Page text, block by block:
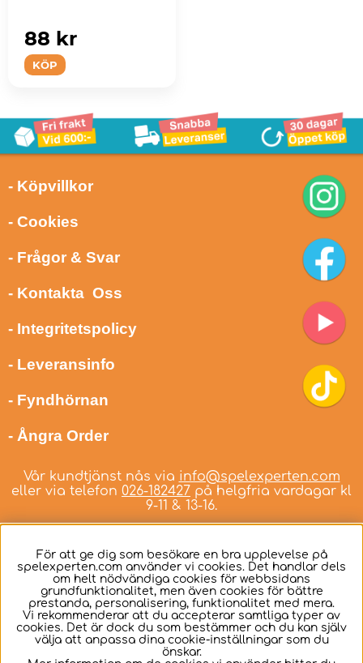
KÖP
88 kr
- Köpvillkor
- Cookies
- Frågor & Svar
- Kontakta Oss
- Integritetspolicy
- Leveransinfo
- Fyndhörnan
- Ångra Order
Vår kundtjänst nås via info@spelexperten.com
eller via telefon 026-182427 på helgfria vardagar kl
9-11 & 13-16.
Svenska
För att ge dig som besökare en bra upplevelse på
spelexperten.com använder vi cookies. Det handlar dels
om helt nödvändiga cookies för webbsidans
grundfunktionalitet, men även cookies för bättre
prestanda, personalisering, funktionalitet med mera.
Vi rekommenderar att du accepterar samtliga typer av
cookies. Det är dock du som bestämmer och du kan själv
välja att anpassa dina cookie-inställningar som du
önskar.